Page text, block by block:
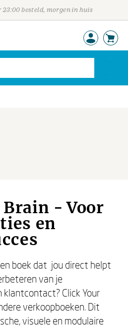
23:00 besteld, morgen in huis
- Voor
en
boek dat jou direct helpt
van je
Click Your
verkoopboeken. Dit
visuele en modulaire